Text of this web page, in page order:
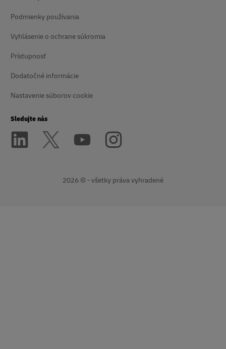
Podmienky používania
Vyhlásenie o ochrane súkromia
Prístupnosť
Dodatočné informácie
Nastavenie súborov cookie
Sledujte nás
2026 © - všetky práva vyhradené